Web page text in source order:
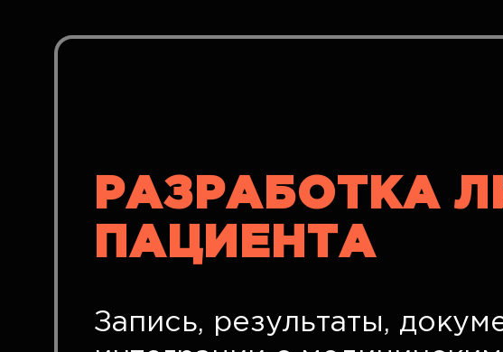
РАЗРАБОТКА
ПАЦИЕНТА
Запись, результаты,